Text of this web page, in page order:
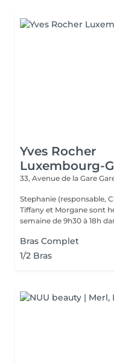
Yves Rocher
Luxembourg-
33, Avenue de la Gare
Stephanie (responsable,
Tiffany et Morgane sont
semaine de 9h30 à 18h
Bras Complet
1/2 Bras